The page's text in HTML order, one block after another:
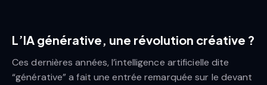
L’IA générative, une révolution créative ?
Ces dernières années, l’intelligence artificielle dite
“générative” a fait une entrée remarquée sur le devant